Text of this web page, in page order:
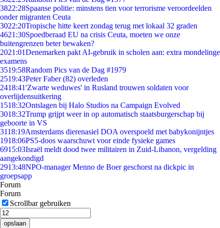
3822:28Spaanse politie: minstens tien voor terrorisme veroordeelden
onder migranten Ceuta
3022:20Tropische hitte keert zondag terug met lokaal 32 graden
4621:30Spoedberaad EU na crisis Ceuta, moeten we onze
buitengrenzen beter bewaken?
2021:01Denemarken pakt AI-gebruik in scholen aan: extra mondelinge
examens
3519:58Random Pics van de Dag #1979
2519:43Peter Faber (82) overleden
2418:41'Zwarte weduwes' in Rusland trouwen soldaten voor
overlijdensuitkering
1518:32Ontslagen bij Halo Studios na Campaign Evolved
3018:32Trump grijpt weer in op automatisch staatsburgerschap bij
geboorte in VS
3118:19Amsterdams dierenasiel DOA overspoeld met babykonijntjes
1918:06PS5-doos waarschuwt voor einde fysieke games
6915:03Israël meldt dood twee militairen in Zuid-Libanon, vergelding
aangekondigd
2913:48NPO-manager Menno de Boer geschorst na dickpic in
groepsapp
Forum
Forum
Scrollbar gebruiken
opslaan